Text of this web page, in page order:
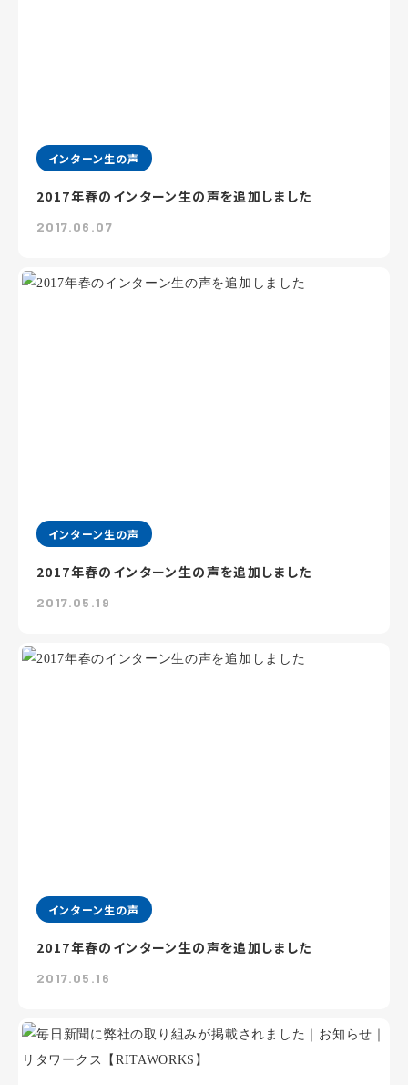
インターン生の声
2017年春のインターン生の声を追加しました
2017.06.07
インターン生の声
2017年春のインターン生の声を追加しました
2017.05.19
インターン生の声
2017年春のインターン生の声を追加しました
2017.05.16